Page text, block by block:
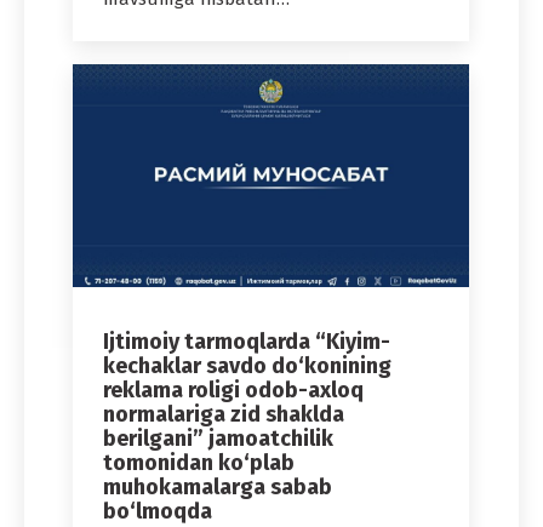
Ijtimoiy tarmoqlarda “Kiyim-
kechaklar savdo do‘konining
reklama roligi odob-axloq
normalariga zid shaklda
berilgani” jamoatchilik
tomonidan ko‘plab
muhokamalarga sabab
bo‘lmoqda